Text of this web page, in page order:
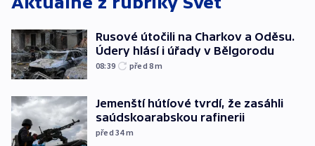
Rusové útočili na Charkov a Oděsu.
Údery hlásí i úřady v Bělgorodu
08:39 před 8m
Jemenští hútíové tvrdí, že zasáhli
saúdskoarabskou rafinerii
před 34m